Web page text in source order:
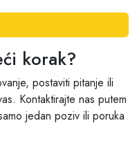
korak?
postaviti pitanje ili
Kontaktirajte nas putem
jedan poziv ili poruka